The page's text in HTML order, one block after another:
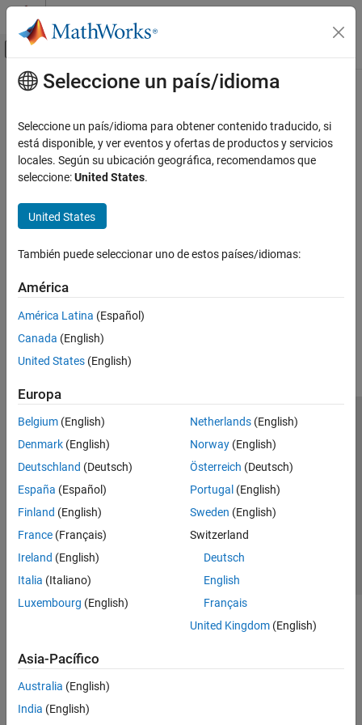
Saltar al contenido
Mostrar/ocultar menú de navegación
Inicio de Documentación
Contenido principal
How useful was this information?
Seleccione un país/idioma
Seleccione un país/idioma para obtener contenido traducido, si
está disponible, y ver eventos y ofertas de productos y servicios
locales. Según su ubicación geográfica, recomendamos que
seleccione:United States.
United States
También puede seleccionar uno de estos países/idiomas:
América
América Latina (Español)
Canada (English)
United States (English)
Europa
Belgium (English)
Denmark (English)
Deutschland (Deutsch)
España (Español)
Finland (English)
France (Français)
Ireland (English)
Italia (Italiano)
Luxembourg (English)
Netherlands(English)
Norway(English)
Österreich (Deutsch)
Portugal (English)
Sweden (English)
Switzerland
Deutsch
English
Français
United Kingdom(English)
Asia-Pacífico
Australia (English)
India (English)
Centro de confianza
Marcas comerciales
Política de privacidad
Antipiratería
Estado de las aplicaciones
Información de contacto
© 1994-2026 The MathWorks, Inc.